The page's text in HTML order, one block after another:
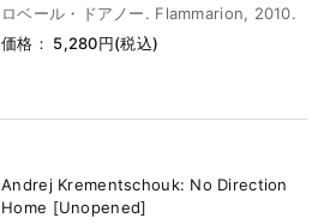
ロベール・ドアノー. Flammarion, 2010.
価格： 5,280円(税込)
Andrej Krementschouk: No Direction
Home [Unopened]